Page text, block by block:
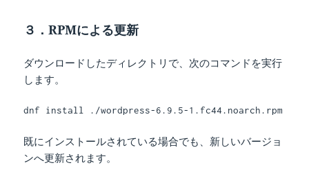
３．RPMによる更新
ダウンロードしたディレクトリで、次のコマンドを実行
します。
dnf install ./wordpress-6.9.5-1.fc44.noarch.rpm
既にインストールされている場合でも、新しいバージョ
ンへ更新されます。